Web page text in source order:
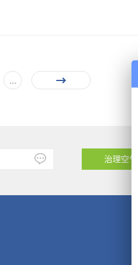
治理空气